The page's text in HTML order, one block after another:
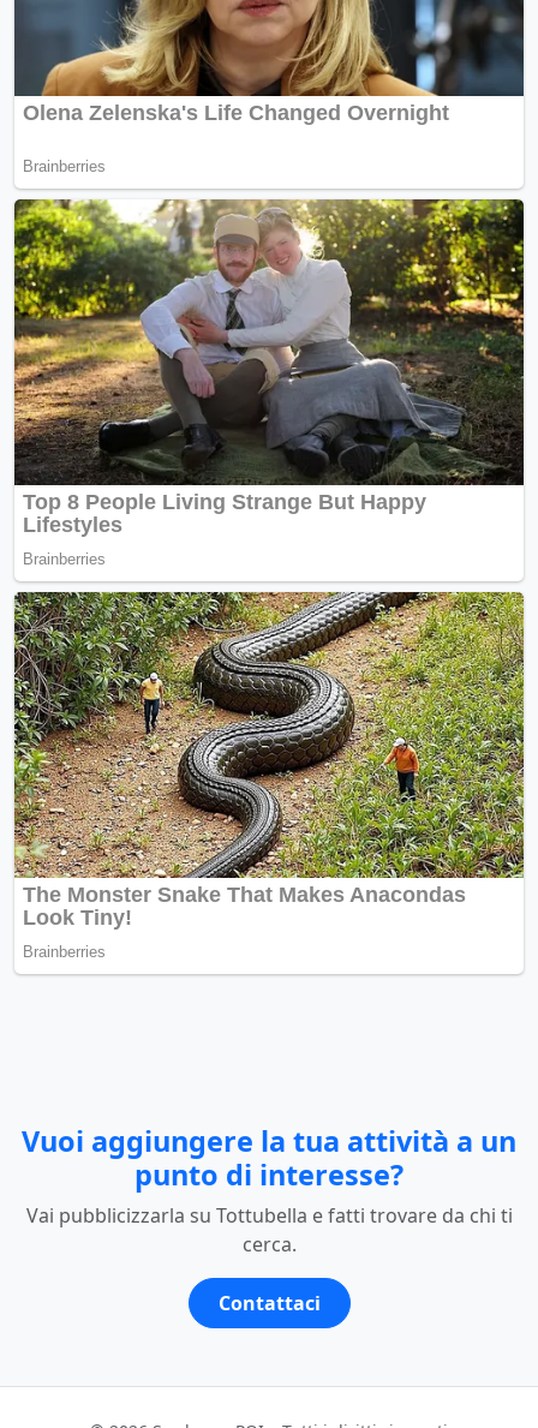
Vuoi aggiungere la tua attività a un
punto di interesse?
Vai pubblicizzarla su Tottubella e fatti trovare da chi ti
cerca.
Contattaci